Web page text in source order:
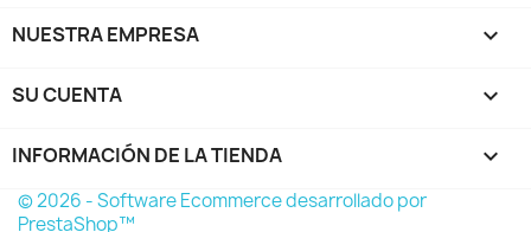
NUESTRA EMPRESA 
SU CUENTA 
INFORMACIÓN DE LA TIENDA keyboard_arrow_down
© 2026 - Software Ecommerce desarrollado por
PrestaShop™